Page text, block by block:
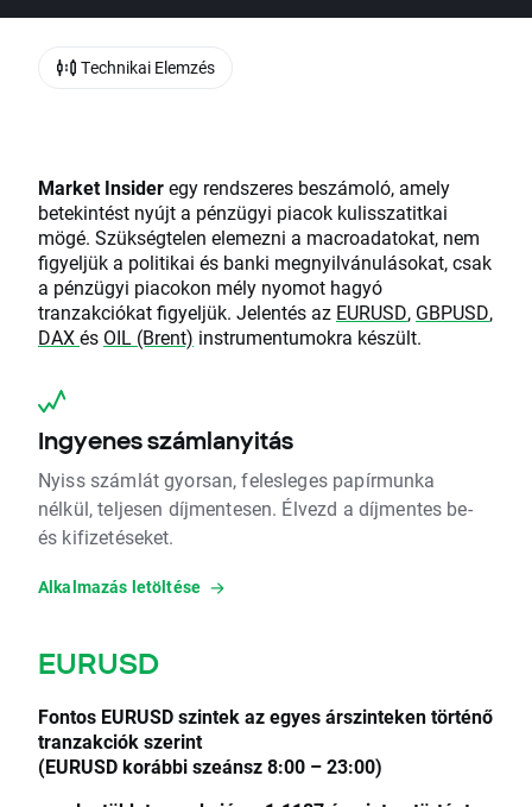
Market Insideregy rendszeres beszámoló, amely
betekintést nyújt a pénzügyi piacok kulisszatitkai
mögé. Szükségtelen elemezni a macroadatokat, nem
figyeljük a politikai és banki megnyilvánulásokat, csak
a pénzügyi piacokon mély nyomot hagyó
tranzakciókat figyeljük. Jelentés az EURUSD, GBPUSD,
DAXés OIL (Brent) instrumentumokra készült.
Ingyenes számlanyitás
Nyiss számlát gyorsan, felesleges papírmunka
nélkül, teljesen díjmentesen. Élvezd a díjmentes be-
és kifizetéseket.
Alkalmazás letöltése
EURUSD
Fontos EURUSD szintek az egyes árszinteken történő
tranzakciók szerint
(EURUSD korábbi szeánsz8:00 – 23:00)
Technikai Elemzés